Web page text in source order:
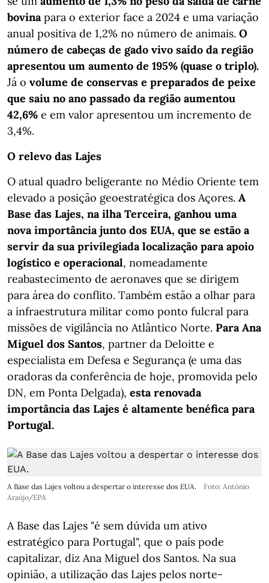
bovina para o exterior face a 2024 e uma variação
anual positiva de 1,2% no número de animais. O
número de cabeças de gado vivo saído da região
apresentou um aumento de 195% (quase o triplo).
Já o volume de conservas e preparados de peixe
que saiu no ano passado da região aumentou
42,6% e em valor apresentou um incremento de
3,4%.
O relevo das Lajes
O atual quadro beligerante no Médio Oriente tem
elevado a posição geoestratégica dos Açores. A
Base das Lajes, na ilha Terceira, ganhou uma
nova importância junto dos EUA, que se estão a
servir da sua privilegiada localização para apoio
logístico e operacional, nomeadamente
reabastecimento de aeronaves que se dirigem
para área do conflito. Também estão a olhar para
a infraestrutura militar como ponto fulcral para
missões de vigilância no Atlântico Norte. Para Ana
Miguel dos Santos, partner da Deloitte e
especialista em Defesa e Segurança (e uma das
oradoras da conferência de hoje, promovida pelo
DN, em Ponta Delgada), esta renovada
importância das Lajes é altamente benéfica para
Portugal.
A Base das Lajes voltou a despertar o interesse dos EUA.
Foto: António
Araújo/EPA
A Base das Lajes "é sem dúvida um ativo
estratégico para Portugal", que o país pode
capitalizar, diz Ana Miguel dos Santos. Na sua
opinião, a utilização das Lajes pelos norte-